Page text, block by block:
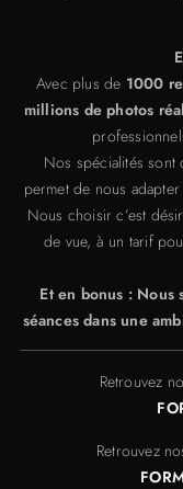
Avec plus de 1000
millions de photos
Nos spécialités sont
permet de nous
Nous choisir c’est
de vue, à un tarif
Et en bonus : Nous
séances dans une
Retrouvez
Retrouvez